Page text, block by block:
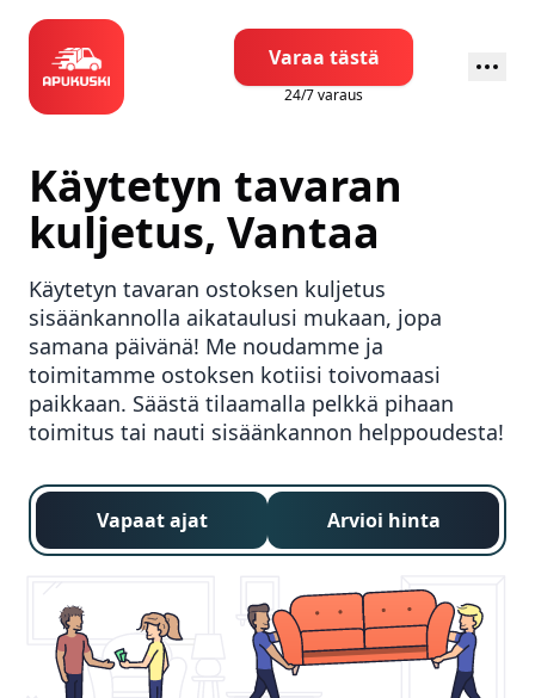
Varaa tästä
24/7 varaus
Käytetyn tavaran
kuljetus, Vantaa
Käytetyn tavaran ostoksen kuljetus
sisäänkannolla aikataulusi mukaan, jopa
samana päivänä! Me noudamme ja
toimitamme ostoksen kotiisi toivomaasi
paikkaan. Säästä tilaamalla pelkkä pihaan
toimitus tai nauti sisäänkannon helppoudesta!
Vapaat ajat Arvioi hinta